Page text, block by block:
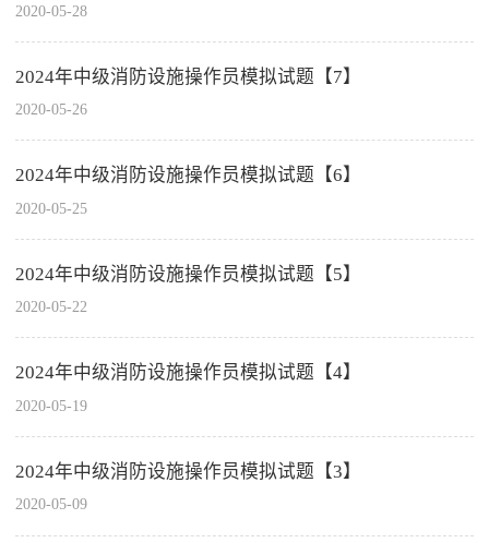
2020-05-28
2024年中级消防设施操作员模拟试题【7】
2020-05-26
2024年中级消防设施操作员模拟试题【6】
2020-05-25
2024年中级消防设施操作员模拟试题【5】
2020-05-22
2024年中级消防设施操作员模拟试题【4】
2020-05-19
2024年中级消防设施操作员模拟试题【3】
2020-05-09